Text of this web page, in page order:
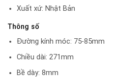
Xuất xứ: Nhật Bản
Thông số
Đường kính móc: 75-85mm
Chiều dài: 271mm
Bề dày: 8mm